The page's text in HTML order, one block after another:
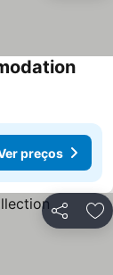
preços
Partilhar